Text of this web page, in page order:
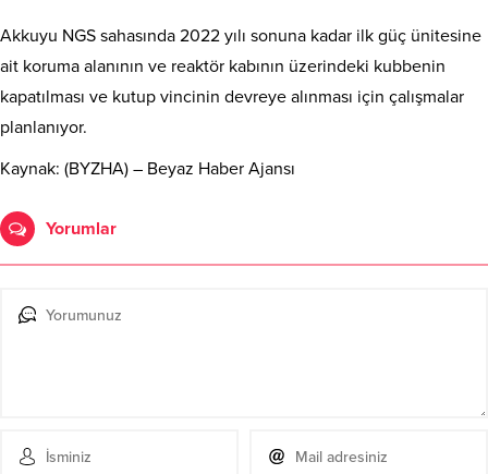
Akkuyu NGS sahasında 2022 yılı sonuna kadar ilk güç ünitesine
ait koruma alanının ve reaktör kabının üzerindeki kubbenin
kapatılması ve kutup vincinin devreye alınması için çalışmalar
planlanıyor.
Kaynak: (BYZHA) – Beyaz Haber Ajansı
Yorumlar